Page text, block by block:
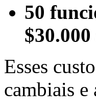
50
Esses
cambiais e